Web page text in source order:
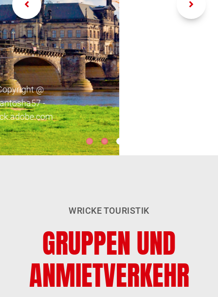
Copyright @ Rudolf
Balasko -
stock.adobe.com
WRICKE TOURISTIK
GRUPPEN UND
ANMIETVERKEHR